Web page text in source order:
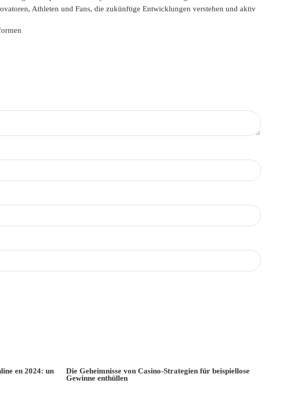
Athleten und Fans, die zukünftige Entwicklungen verstehen und aktiv
en 2024: un
Die Geheimnisse von Casino-Strategien für beispiellose
Gewinne enthüllen